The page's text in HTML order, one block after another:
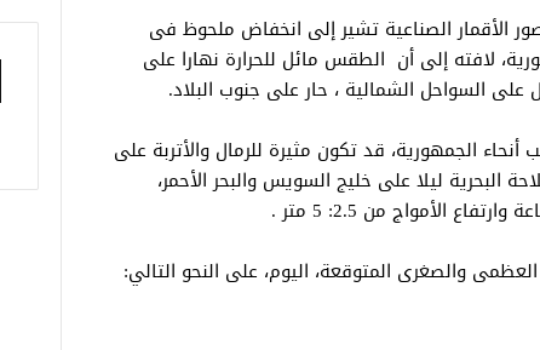
الأقمار الصناعية تشير إلى انخفاض ملحوظ فى
لافته إلى أن الطقس مائل للحرارة نهارا على
على السواحل الشمالية ، حار على جنوب البلاد.
الجمهورية، قد تكون مثيرة للرمال والأتربة على
البحرية ليلا على خليج السويس والبحر الأحمر،
والصغرى المتوقعة، اليوم، على النحو التالي: